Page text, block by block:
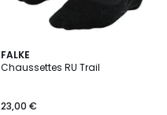
FALKE
Chaussettes RU Trail
23,00 €
4
Couleurs